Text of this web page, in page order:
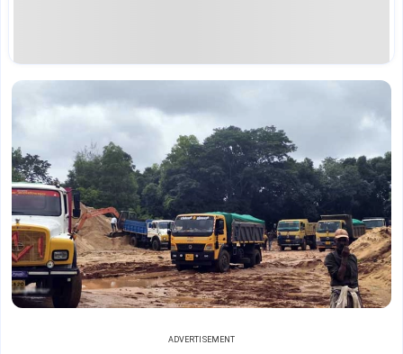
ADVERTISEMENT